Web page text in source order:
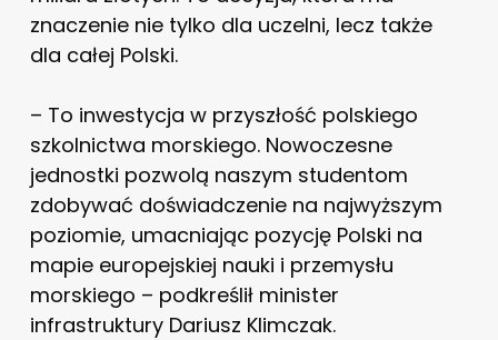
znaczenie nie tylko dla uczelni, lecz także
dla całej Polski.
– To inwestycja w przyszłość polskiego
szkolnictwa morskiego. Nowoczesne
jednostki pozwolą naszym studentom
zdobywać doświadczenie na najwyższym
poziomie, umacniając pozycję Polski na
mapie europejskiej nauki i przemysłu
morskiego – podkreślił minister
infrastruktury Dariusz Klimczak.